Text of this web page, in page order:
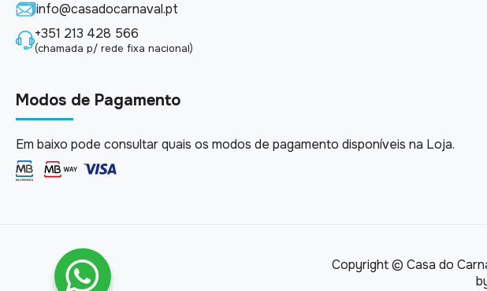
info@casadocarnaval.pt
+351 213 428 566
(chamada p/ rede fixa nacional)
Modos de Pagamento
Em baixo pode consultar quais os modos de pagamento disponíveis na Loja.
Copyright © Casa do